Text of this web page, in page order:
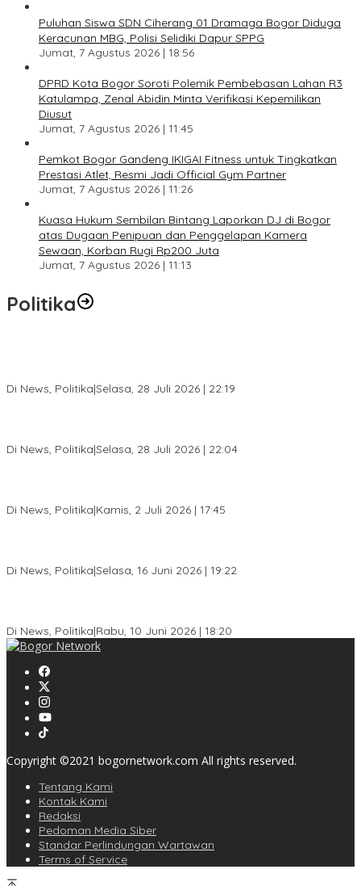
Puluhan Siswa SDN Ciherang 01 Dramaga Bogor Diduga
Keracunan MBG, Polisi Selidiki Dapur SPPG
Jumat, 7 Agustus 2026 | 18:56
DPRD Kota Bogor Soroti Polemik Pembebasan Lahan R3
Katulampa, Zenal Abidin Minta Verifikasi Kepemilikan
Diusut
Jumat, 7 Agustus 2026 | 11:45
Pemkot Bogor Gandeng IKIGAI Fitness untuk Tingkatkan
Prestasi Atlet, Resmi Jadi Official Gym Partner
Jumat, 7 Agustus 2026 | 11:26
Kuasa Hukum Sembilan Bintang Laporkan DJ di Bogor
atas Dugaan Penipuan dan Penggelapan Kamera
Sewaan, Korban Rugi Rp200 Juta
Jumat, 7 Agustus 2026 | 11:13
Politika
Di News, Politika|Selasa, 28 Juli 2026 | 22:19
Di News, Politika|Selasa, 28 Juli 2026 | 22:04
Di News, Politika|Kamis, 2 Juli 2026 | 17:45
Di News, Politika|Selasa, 16 Juni 2026 | 19:22
Di News, Politika|Rabu, 10 Juni 2026 | 18:20
Copyright ©2021 bogornetwork.com All rights reserved.
Tentang Kami
Kontak Kami
Redaksi
Pedoman Media Siber
Standar Perlindungan Wartawan
Terms of Service